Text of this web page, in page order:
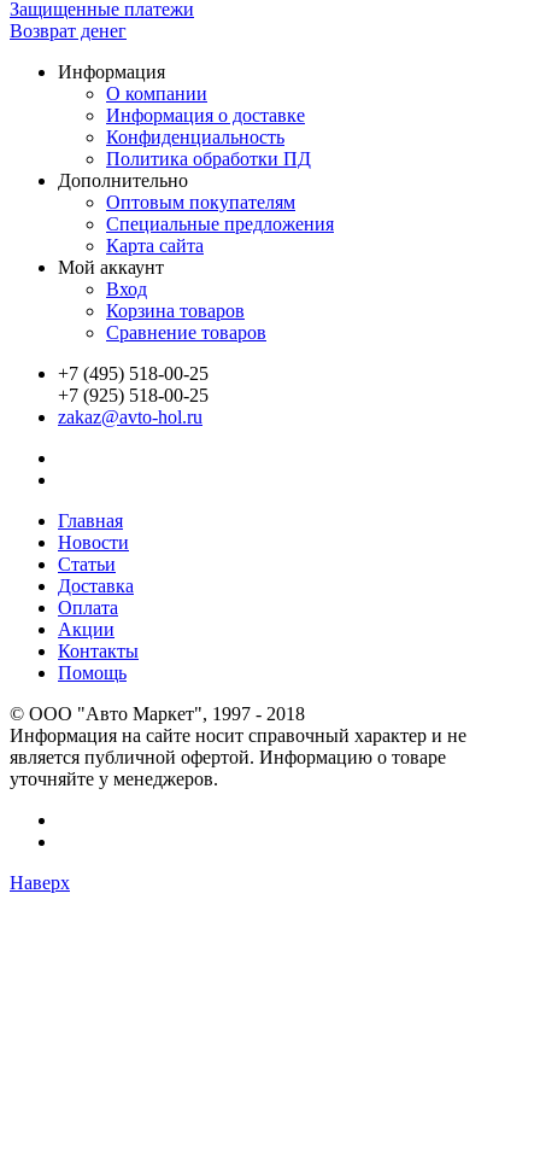
Защищенные платежи
Возврат денег
Информация
О компании
Информация о доставке
Конфиденциальность
Политика обработки ПД
Дополнительно
Оптовым покупателям
Специальные предложения
Карта сайта
Мой аккаунт
Вход
Корзина товаров
Сравнение товаров
+7 (495) 518-00-25
+7 (925) 518-00-25
zakaz@avto-hol.ru
Главная
Новости
Статьи
Доставка
Оплата
Акции
Контакты
Помощь
© OOO "Авто Маркет", 1997 - 2018
Информация на сайте носит справочный характер и не
является публичной офертой. Информацию о товаре
уточняйте у менеджеров.
Наверх